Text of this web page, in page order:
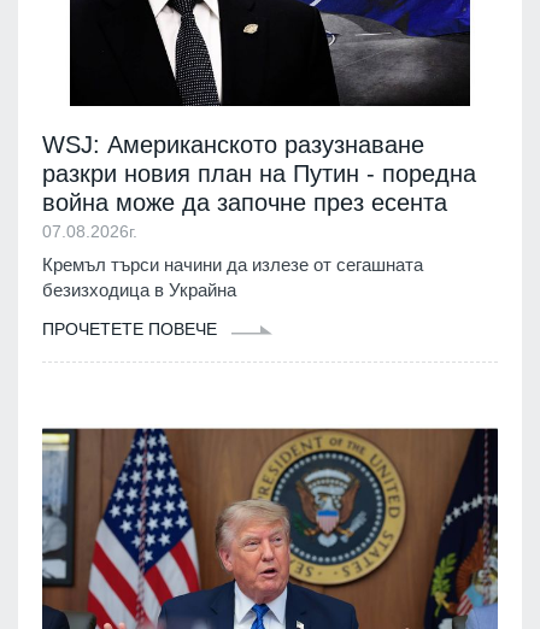
WSJ: Американското разузнаване
разкри новия план на Путин - поредна
война може да започне през есента
07.08.2026г.
Кремъл търси начини да излезе от сегашната
безизходица в Украйна
ПРОЧЕТЕТЕ ПОВЕЧЕ